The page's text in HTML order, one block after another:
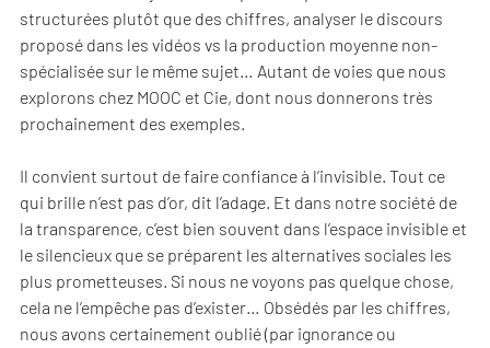
structurées plutôt que des chiffres, analyser le discours
proposé dans les vidéos vs la production moyenne non-
spécialisée sur le même sujet… Autant de voies que nous
explorons chez MOOC et Cie, dont nous donnerons très
prochainement des exemples.
Il convient surtout de faire confiance à l’invisible. Tout ce
qui brille n’est pas d’or, dit l’adage. Et dans notre société de
la transparence, c’est bien souvent dans l’espace invisible et
le silencieux que se préparent les alternatives sociales les
plus prometteuses. Si nous ne voyons pas quelque chose,
cela ne l’empêche pas d’exister… Obsédés par les chiffres,
nous avons certainement oublié (par ignorance ou